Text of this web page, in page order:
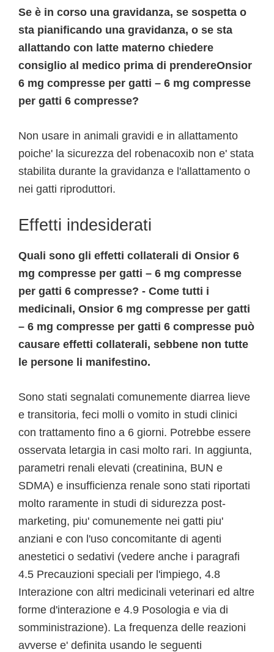
Se è in corso una gravidanza, se sospetta o
sta pianificando una gravidanza, o se sta
allattando con latte materno chiedere
consiglio al medico prima di prendereOnsior
6 mg compresse per gatti – 6 mg compresse
per gatti 6 compresse?
Non usare in animali gravidi e in allattamento
poiche' la sicurezza del robenacoxib non e' stata
stabilita durante la gravidanza e l'allattamento o
nei gatti riproduttori.
Effetti indesiderati
Quali sono gli effetti collaterali di Onsior 6
mg compresse per gatti – 6 mg compresse
per gatti 6 compresse? - Come tutti i
medicinali, Onsior 6 mg compresse per gatti
– 6 mg compresse per gatti 6 compresse può
causare effetti collaterali, sebbene non tutte
le persone li manifestino.
Sono stati segnalati comunemente diarrea lieve
e transitoria, feci molli o vomito in studi clinici
con trattamento fino a 6 giorni. Potrebbe essere
osservata letargia in casi molto rari. In aggiunta,
parametri renali elevati (creatinina, BUN e
SDMA) e insufficienza renale sono stati riportati
molto raramente in studi di sidurezza post-
marketing, piu' comunemente nei gatti piu'
anziani e con l'uso concomitante di agenti
anestetici o sedativi (vedere anche i paragrafi
4.5 Precauzioni speciali per l'impiego, 4.8
Interazione con altri medicinali veterinari ed altre
forme d'interazione e 4.9 Posologia e via di
somministrazione). La frequenza delle reazioni
avverse e' definita usando le seguenti